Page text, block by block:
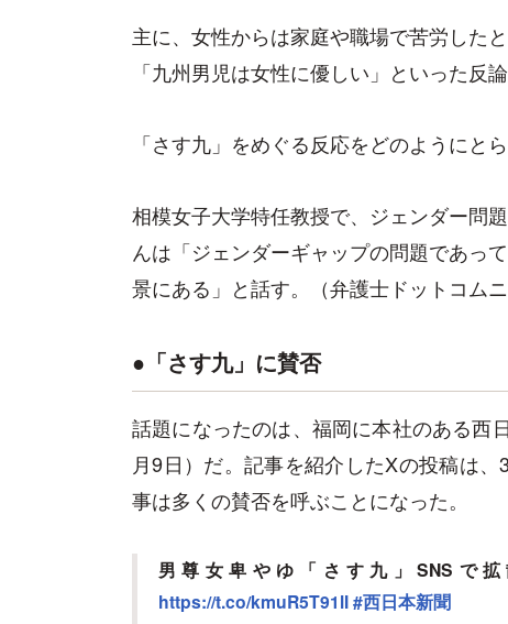
主に、女性からは家庭や職場で苦労した
「九州男児は女性に優しい」といった反論
「さす九」をめぐる反応をどのようにと
相模女子大学特任教授で、ジェンダー問
んは「ジェンダーギャップの問題であっ
景にある」と話す。（弁護士ドットコム
●「さす九」に賛否
話題になったのは、福岡に本社のある西
月9日）だ。記事を紹介したXの投稿は
事は多くの賛否を呼ぶことになった。
男尊女卑やゆ「さす九」SNSで
https://t.co/kmuR5T91lI#西日本新聞